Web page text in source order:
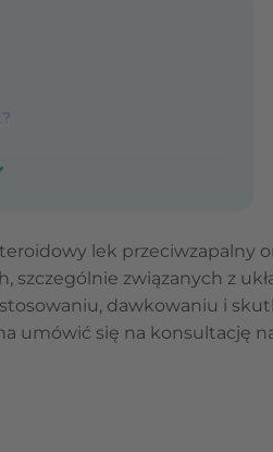
lek przeciwzapalny
szczególnie związanych z
dawkowaniu i
umówić się na konsultację